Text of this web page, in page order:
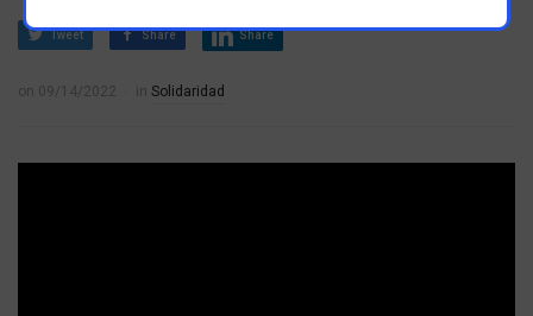
Tweet Share Share
on 09/14/2022 in Solidaridad